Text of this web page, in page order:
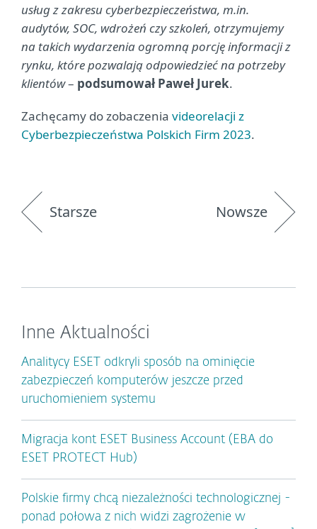
usług z zakresu cyberbezpieczeństwa, m.in.
audytów, SOC, wdrożeń czy szkoleń, otrzymujemy
na takich wydarzenia ogromną porcję informacji z
rynku, które pozwalają odpowiedzieć na potrzeby
klientów– podsumował Paweł Jurek.
Zachęcamy do zobaczenia videorelacji z
Cyberbezpieczeństwa Polskich Firm 2023.
Starsze Nowsze
Inne Aktualności
Analitycy ESET odkryli sposób na ominięcie
zabezpieczeń komputerów jeszcze przed
uruchomieniem systemu
Migracja kont ESET Business Account (EBA do
ESET PROTECT Hub)
Polskie firmy chcą niezależności technologicznej -
ponad połowa z nich widzi zagrożenie w